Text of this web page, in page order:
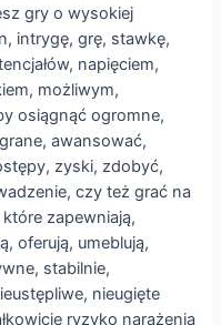
gry o wysokiej
intrygę, grę, stawkę,
napięciem,
możliwym,
osiągnąć ogromne,
awansować,
zyski, zdobyć,
czy też grać na
zapewniają,
oferują, umeblują,
stabilnie,
nieugięte
ryzyko narażenia